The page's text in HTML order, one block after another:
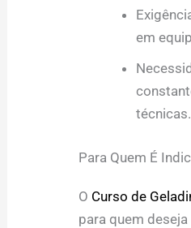
em
técnicas.
Para Quem É
O Curso de
para quem